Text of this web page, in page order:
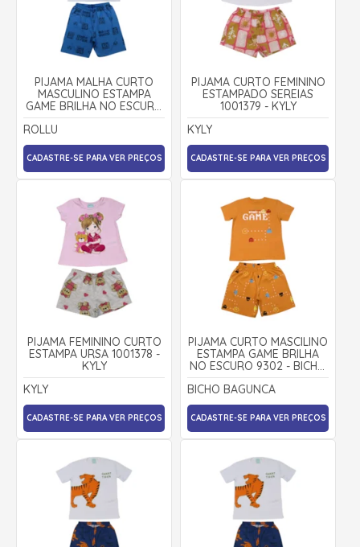
PIJAMA MALHA CURTO
MASCULINO ESTAMPA
GAME BRILHA NO ESCURO
25293 - ROLLU
ROLLU
CADASTRE-SE PARA VER PREÇOS
PIJAMA CURTO FEMININO
ESTAMPADO SEREIAS
1001379 - KYLY
KYLY
CADASTRE-SE PARA VER PREÇOS
PIJAMA FEMININO CURTO
ESTAMPA URSA 1001378 -
KYLY
KYLY
CADASTRE-SE PARA VER PREÇOS
PIJAMA CURTO MASCILINO
ESTAMPA GAME BRILHA
NO ESCURO 9302 - BICHO
BAGUNÇA
BICHO BAGUNCA
CADASTRE-SE PARA VER PREÇOS